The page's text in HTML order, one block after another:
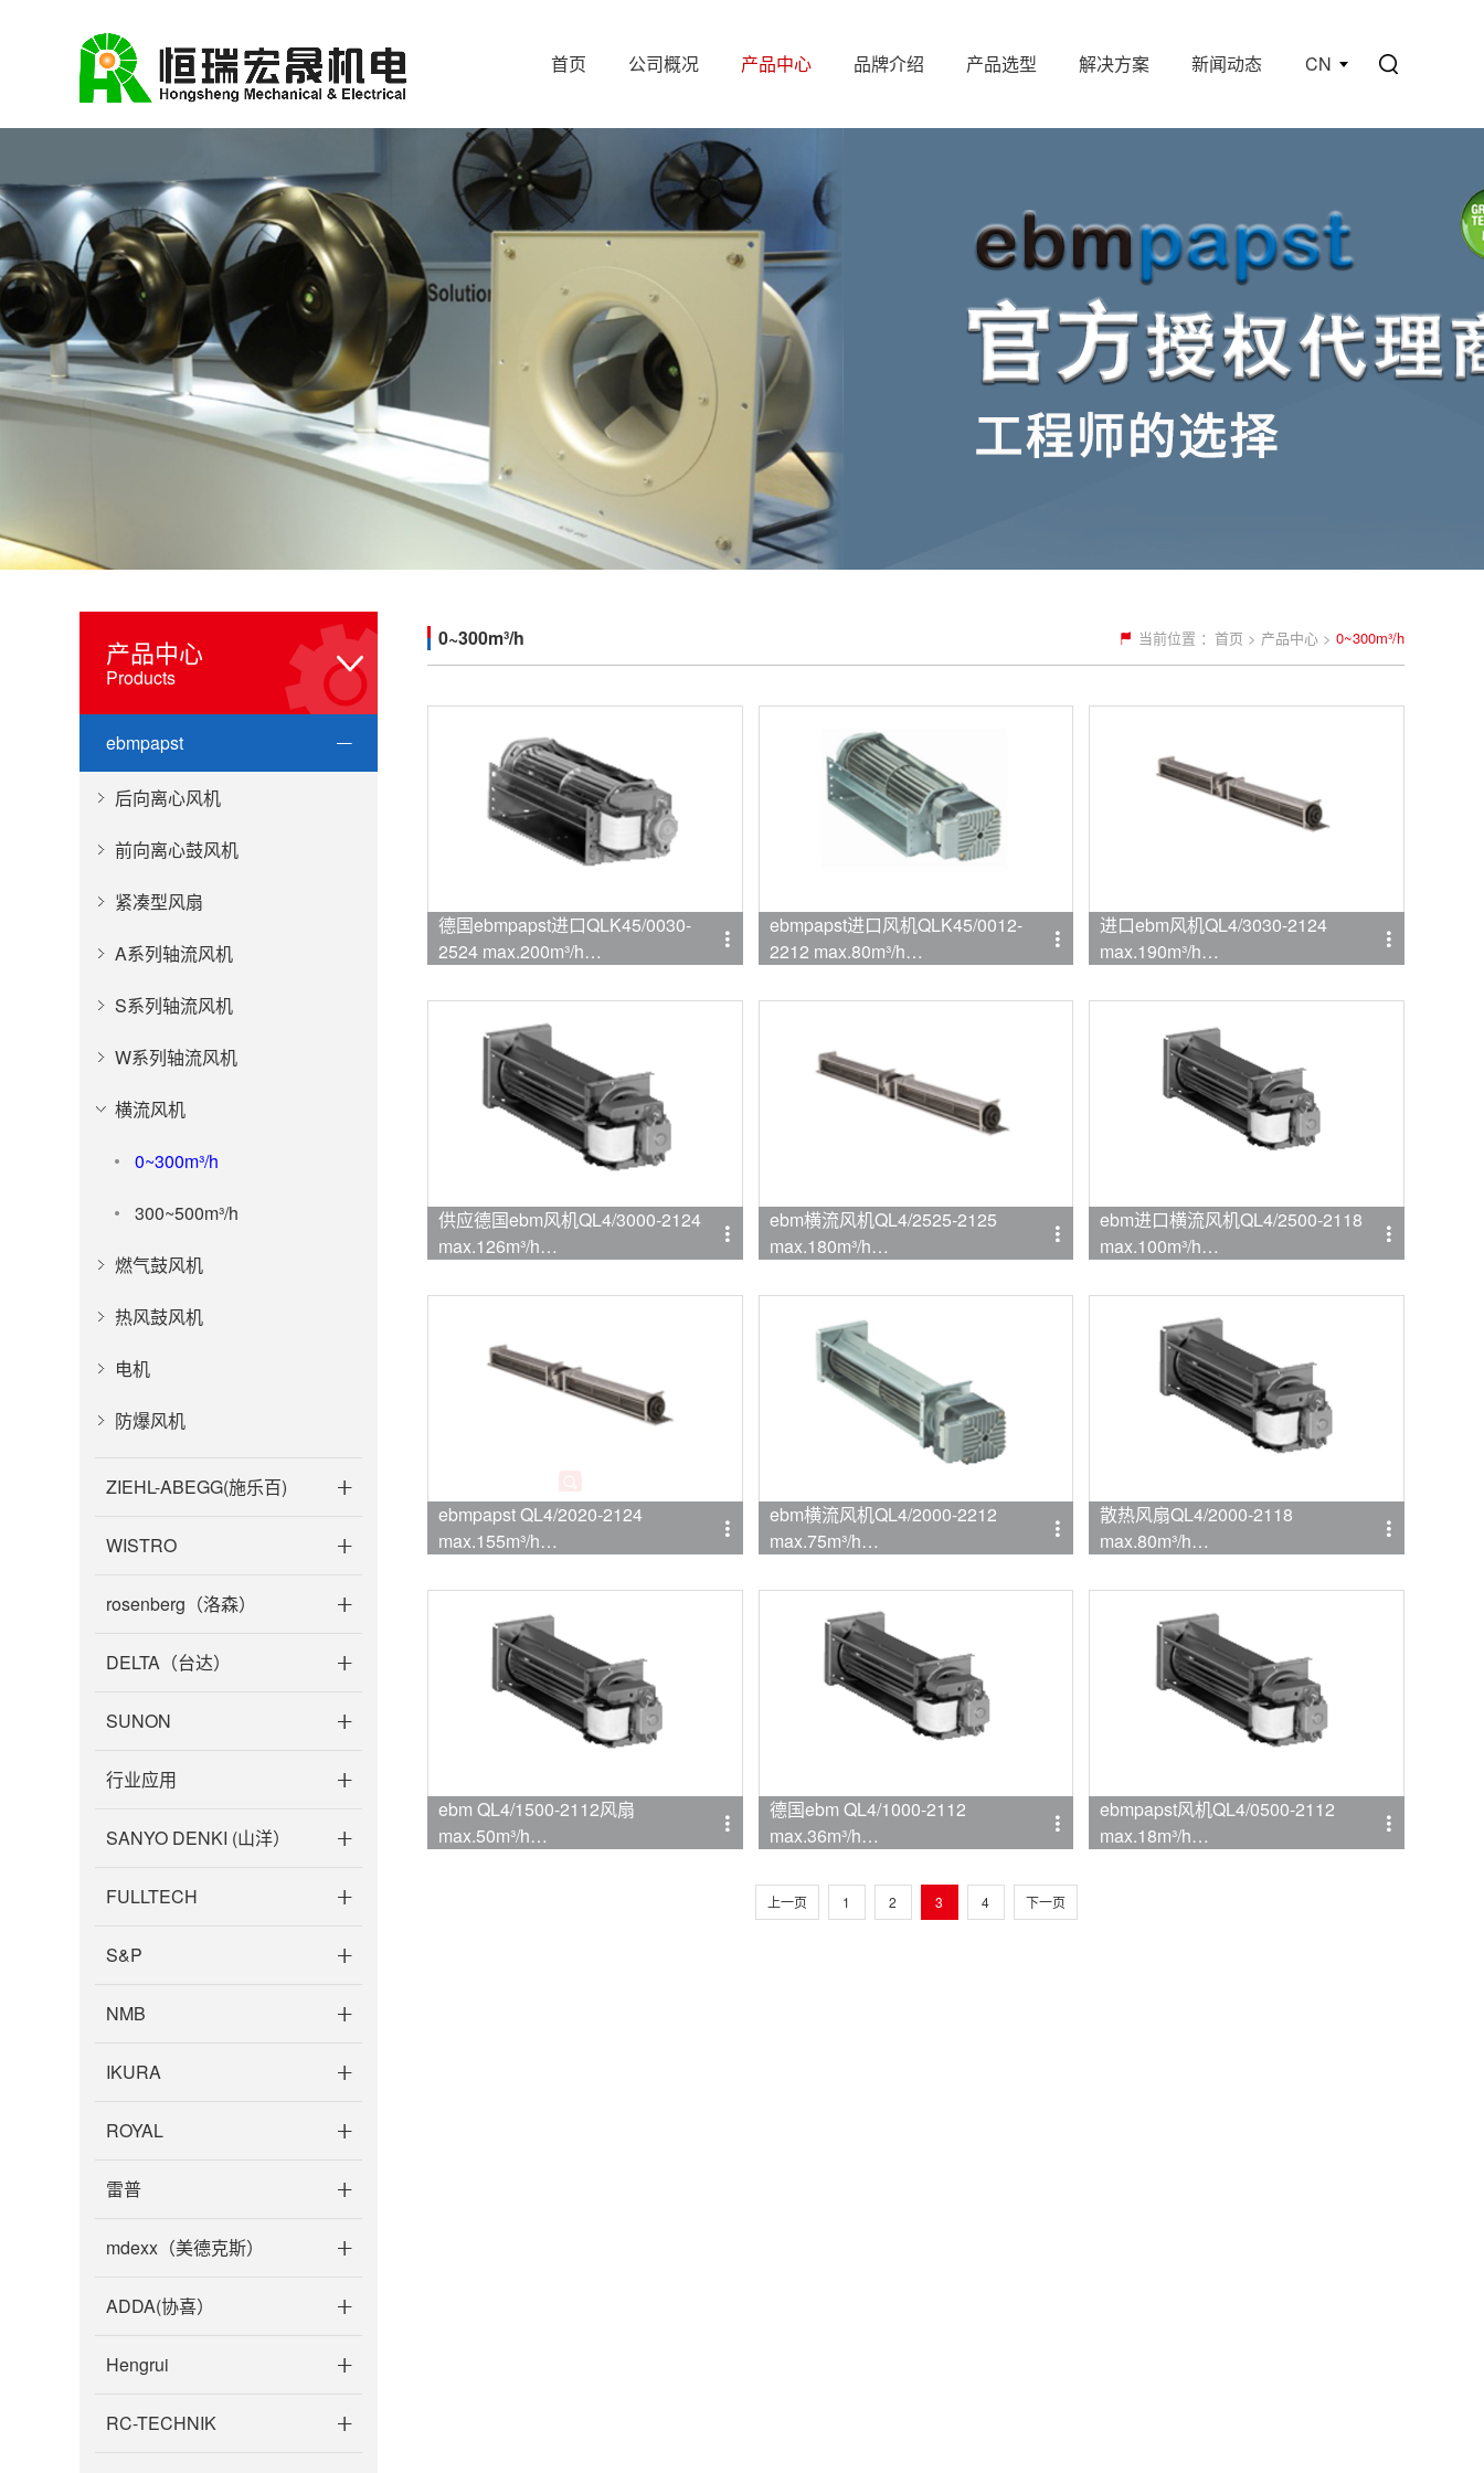
CN
首页 公司概况 产品中心 品牌介绍 产品选型 解决方案 新闻动态
产品中心
Products
ebmpapst
后向离心风机
前向离心鼓风机
紧凑型风扇
A系列轴流风机
S系列轴流风机
W系列轴流风机
横流风机
0~300m³/h
300~500m³/h
燃气鼓风机
热风鼓风机
电机
防爆风机
ZIEHL-ABEGG(施乐百)
WISTRO
rosenberg（洛森）
DELTA（台达）
SUNON
行业应用
SANYO DENKI (山洋）
FULLTECH
S&P
NMB
IKURA
ROYAL
雷普
mdexx（美德克斯）
ADDA(协喜）
Hengrui
RC-TECHNIK
当前位置 ： 首页 > 产品中心 > 0~300m³/h
0~300m³/h
德国ebmpapst进口QLK45/0030-
2524 max.200m³/h
ebmpapst进口风机QLK45/0012-
2212 max.80m³/h
进口ebm风机QL4/3030-2124
max.190m³/h
供应德国ebm风机QL4/3000-2124
max.126m³/h
ebm横流风机QL4/2525-2125
max.180m³/h
ebm进口横流风机QL4/2500-2118
max.100m³/h
ebmpapst QL4/2020-2124
max.155m³/h
ebm横流风机QL4/2000-2212
max.75m³/h
散热风扇QL4/2000-2118
max.80m³/h
ebm QL4/1500-2112风扇
max.50m³/h
德国ebm QL4/1000-2112
max.36m³/h
ebmpapst风机QL4/0500-2112
max.18m³/h
上一页 1 2 3 4 下一页